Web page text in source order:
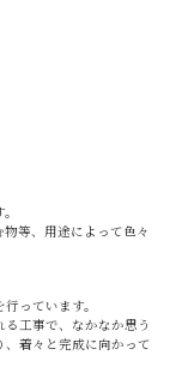
等、用途によって色々
っています。
工事で、なかなか思う
着々と完成に向かって